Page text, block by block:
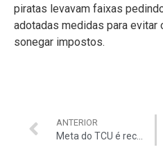
piratas levavam faixas
adotadas medidas para evitar
sonegar impostos.
ANTERIOR
Meta do TCU é recuperar 25% até 2015